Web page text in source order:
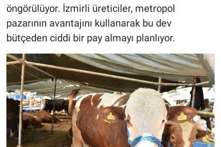
öngörülüyor. İzmirli üreticiler, metropol
pazarının avantajını kullanarak bu dev
bütçeden ciddi bir pay almayı planlıyor.